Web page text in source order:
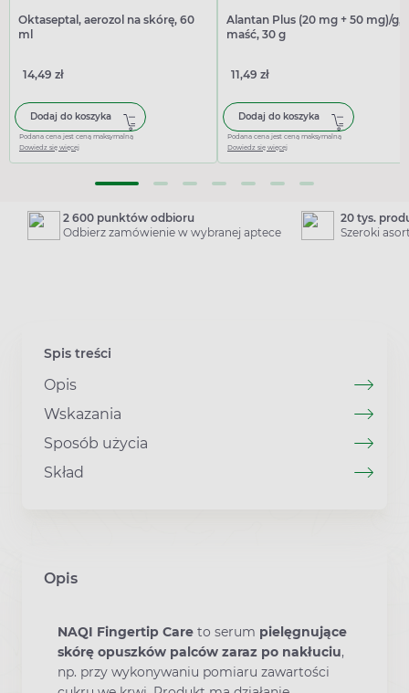
Oktaseptal, aerozol na skórę, 60
ml
14,49 zł
Dodaj do koszyka
Podana cena jest ceną maksymalną
Dowiedz się więcej
Alantan Plus (20 mg + 50 mg)/g,
maść, 30 g
11,49 zł
Dodaj do koszyka
Podana cena jest ceną maksymalną
Dowiedz się więcej
2 600 punktów odbioru
Odbierz zamówienie w wybranej aptece
20 tys.
Szeroki
Spis treści
Opis
Wskazania
Sposób użycia
Skład
Opis
NAQI Fingertip Care to serum pielęgnujące
skórę opuszków palców zaraz po nakłuciu,
np. przy wykonywaniu pomiaru zawartości